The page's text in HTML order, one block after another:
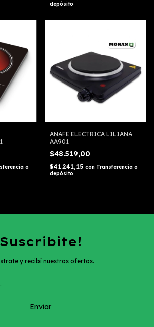
depósito
o
ANAFE ELECTRICA LILIANA
AA901
$48.519,00
$41.241,15 con Transferencia o
depósito
Suscribite!
y recibí nuestras ofertas.